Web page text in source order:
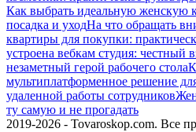
Как выбрать идеальную женскую
посадка и уходНа что обращать
квартиры для покупки:
устроена вебкам студия: честный
незаметный герой рабочего стола
мультиплатформенное решение
удаленной работы сотрудников
ту самую и не прогадать
2019-2026 - Tovaroskop.com. Все